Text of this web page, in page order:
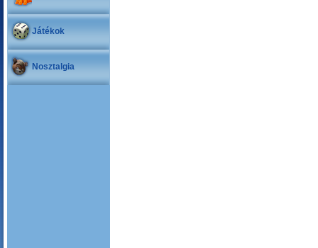
Játékok
Nosztalgia